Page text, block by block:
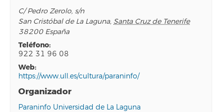
C/ Pedro Zerolo, s/n
San Cristóbal de La Laguna, Santa Cruz de Tenerife
38200 España
teléfono:
922 31 96 08
web:
https://www.ull.es/cultura/paraninfo/
Organizador
Paraninfo Universidad de La Laguna